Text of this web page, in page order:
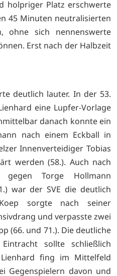
holpriger Platz erschwerte
45 Minuten neutralisierten
ohne sich nennenswerte
Erst nach der Halbzeit
deutlich lauter. In der 53.
eine Lupfer-Vorlage
danach konnte ein
nach einem Eckball in
Innenverteidiger Tobias
werden (58.). Auch nach
Torge Hollmann
war der SVE die deutlich
sorgte nach seiner
und verpasste zwei
(66. und 71.). Die deutliche
sollte schließlich
fing im Mittelfeld
Gegenspielern davon und